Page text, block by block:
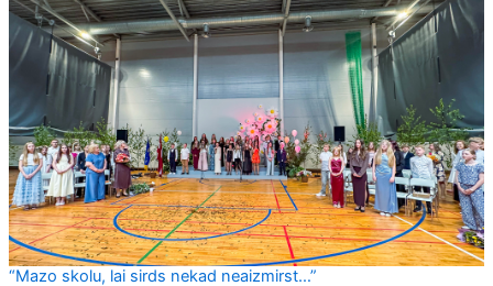
“Mazo skolu, lai sirds nekad neaizmirst…”